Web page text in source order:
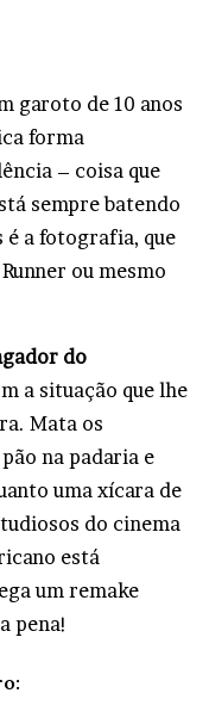
garoto de 10 anos
forma
– coisa que
sempre batendo
a fotografia, que
ou mesmo
do
a situação que lhe
Mata os
na padaria e
uma xícara de
do cinema
está
um remake
pena!